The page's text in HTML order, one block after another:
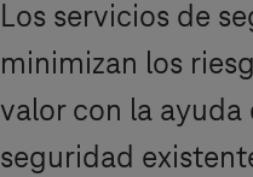
Los servicios de
minimizan los
valor con la
seguridad